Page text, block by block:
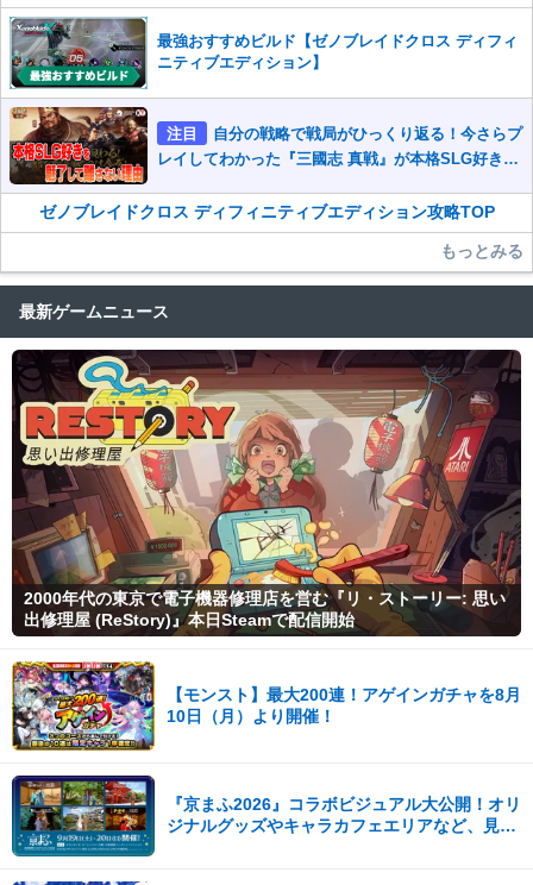
最強おすすめビルド【ゼノブレイドクロス ディフィ
ニティブエディション】
注目
自分の戦略で戦局がひっくり返る！今さらプ
レイしてわかった『三國志 真戦』が本格SLG好きを
ゼノブレイドクロス ディフィニティブエディション攻略TOP
もっとみる
最新ゲームニュース
2000年代の東京で電子機器修理店を営む『リ・ストーリー: 思い
出修理屋 (ReStory)』本日Steamで配信開始
【モンスト】最大200連！アゲインガチャを8月
10日（月）より開催！
『京まふ2026』コラボビジュアル大公開！オリ
ジナルグッズやキャラカフェエリアなど、見ど